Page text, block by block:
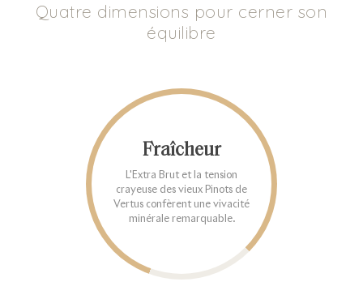
Quatre dimensions pour cerner son
équilibre
Fraîcheur
L'Extra Brut et la tension
crayeuse des vieux Pinots de
Vertus confèrent une vivacité
minérale remarquable.